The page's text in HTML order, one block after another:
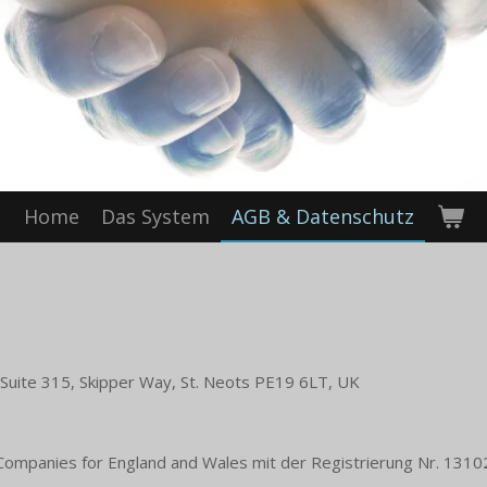
Home Das System AGB & Datenschutz
315, Skipper Way, St. Neots PE19 6LT, UK
for England and Wales mit der Registrierung Nr.